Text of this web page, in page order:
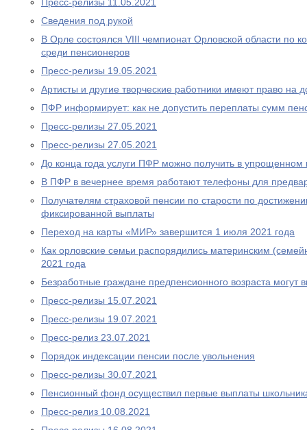
Сведения под рукой
В Орле состоялся VIII чемпионат Орловской области по
среди пенсионеров
Пресс-релизы 19.05.2021
Артисты и другие творческие работники имеют право на
ПФР информирует: как не допустить переплаты сумм
Пресс-релизы 27.05.2021
Пресс-релизы 27.05.2021
До конца года услуги ПФР можно получить в упрощенном
В ПФР в вечернее время работают телефоны для
Получателям страховой пенсии по старости по
фиксированной выплаты
Переход на карты «МИР» завершится 1 июля 2021 года
Как орловские семьи распорядились материнским
2021 года
Безработные граждане предпенсионного возраста
Пресс-релизы 15.07.2021
Пресс-релизы 19.07.2021
Пресс-релиз 23.07.2021
Порядок индексации пенсии после увольнения
Пресс-релизы 30.07.2021
Пенсионный фонд осуществил первые выплаты
Пресс-релиз 10.08.2021